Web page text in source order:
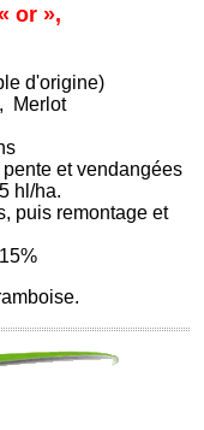
or »,
d'origine)
Merlot
et vendangées
hl/ha.
puis remontage et